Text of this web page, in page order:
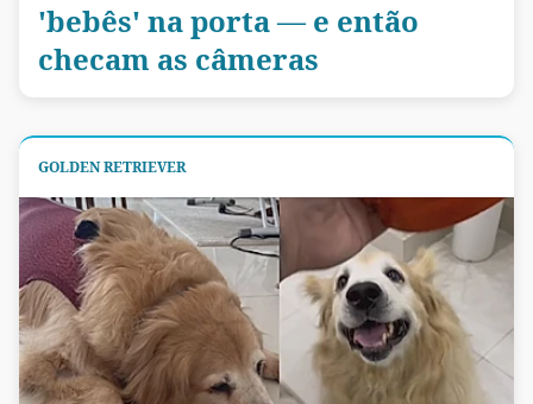
'bebês' na porta — e então
checam as câmeras
GOLDEN RETRIEVER